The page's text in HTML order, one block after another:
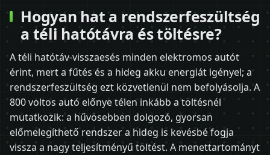
Hogyan hat a rendszerfeszültség
a téli hatótávra és töltésre?
A téli hatótáv-visszaesés minden elektromos autót
érint, mert a fűtés és a hideg akku energiát igényel; a
rendszerfeszültség ezt közvetlenül nem befolyásolja. A
800 voltos autó előnye télen inkább a töltésnél
mutatkozik: a hűvösebben dolgozó, gyorsan
előmelegíthető rendszer a hideg is kevésbé fogja
vissza a nagy teljesítményű töltést. A menettartományt